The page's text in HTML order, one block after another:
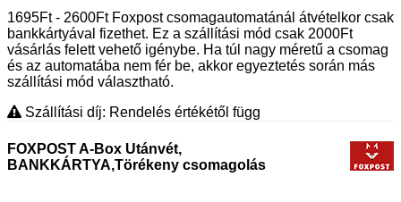
1695Ft - 2600Ft Foxpost csomagautomatánál átvételkor csak
bankkártyával fizethet. Ez a szállítási mód csak 2000Ft
vásárlás felett vehető igénybe. Ha túl nagy méretű a csomag
és az automatába nem fér be, akkor egyeztetés során más
szállítási mód választható.
Szállítási díj: Rendelés értékétől függ
FOXPOST A-Box Utánvét,
BANKKÁRTYA,Törékeny csomagolás